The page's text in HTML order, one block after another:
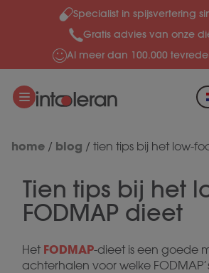
Meteen naar de content
Specialist in spijsvertering
Gratis advies van onze
Al meer dan 100.000
home / blog / tien tips bij het low-
Tien tips bij het
FODMAP dieet
Het FODMAP-dieet is een goede
achterhalen voor welke